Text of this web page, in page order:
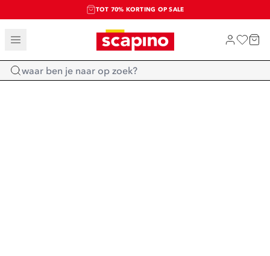
TOT 70% KORTING OP SALE
SALE: LAATSTE KANS!
SHOP NIEUW
Home